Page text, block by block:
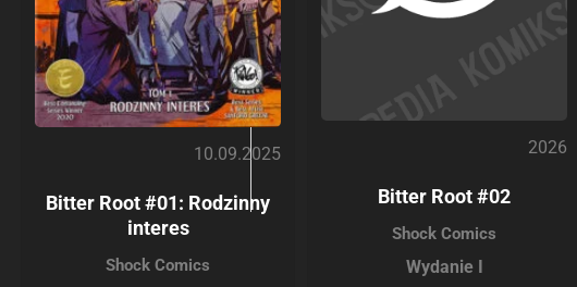
10.09.2025
Bitter Root #01: Rodzinny
interes
Shock Comics
2026
Bitter Root #02
Shock Comics
Wydanie I